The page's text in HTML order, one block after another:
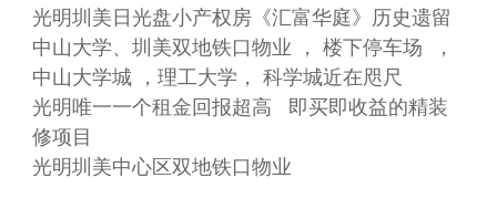
光明圳美日光盘小产权房《汇富华庭》历史遗留
中山大学、圳美双地铁口物业 ， 楼下停车场 ，
中山大学城 ，理工大学， 科学城近在咫尺
光明唯一一个租金回报超高 即买即收益的精装
修项目
光明圳美中心区双地铁口物业